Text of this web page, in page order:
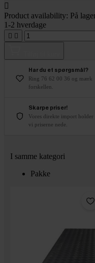

Product availability: På
1-2 hverdage
 
Har du et spørgsmål?
Ring 76 62 00 36 og mærk
forskellen.
Skarpe priser!
Vores direkte import holder
vi priserne nede.
I samme kategori
Pakke